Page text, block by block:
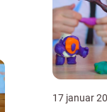
17 januar